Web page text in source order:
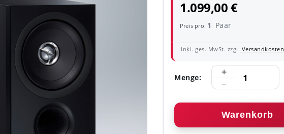
1.099,00 €
Preis pro: 1 Paar
inkl. ges. MwSt. zzgl. Versandkosten
Menge:
Warenkorb